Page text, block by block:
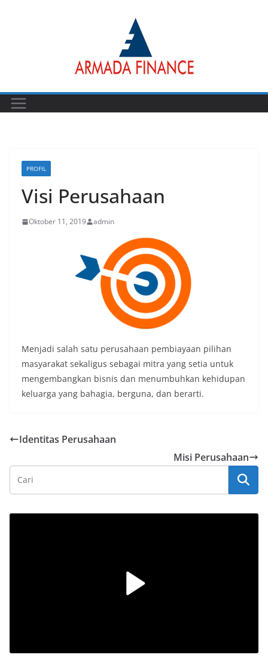
PROFIL
Visi Perusahaan
Oktober 11, 2019 admin
Menjadi salah satu perusahaan pembiayaan pilihan
masyarakat sekaligus sebagai mitra yang setia untuk
mengembangkan bisnis dan menumbuhkan kehidupan
keluarga yang bahagia, berguna, dan berarti.
Identitas Perusahaan
Misi Perusahaan